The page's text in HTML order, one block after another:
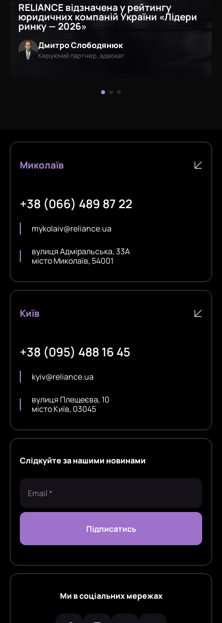
RELIANCE відзначена у рейтингу
юридичних компаній України «Лідери
ринку — 2026»
Дмитро Слободянюк
Керуючий партнер, адвокат
Миколаїв
+38 (066) 489 87 22
mykolaiv@reliance.ua
вулиця Адміральська, 33А
місто Миколаїв, 54001
Київ
+38 (095) 488 16 45
kyiv@reliance.ua
вулиця Плещеєва, 10
місто Київ, 03045
Слідкуйте за нашими новинами
Ми в соціальних мережах